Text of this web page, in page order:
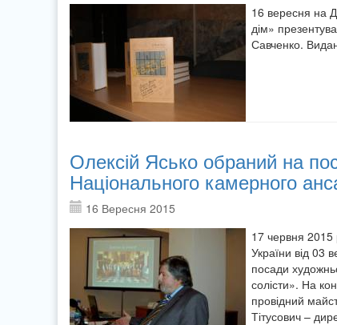
16 вересня на
дім»
Савченко.
Олексій Ясько обраний на
Національного камерного
16 Вересня 2015
17 червня 2015
України від 03
посади
солісти». На
провідний
Тітусович –